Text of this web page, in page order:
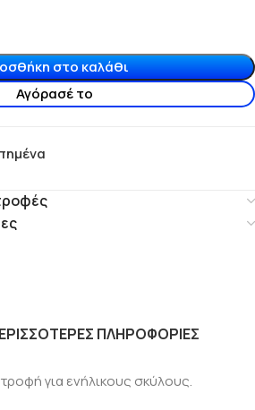
στο καλάθι
Αγόρασέ το
ΠΛΗΡΟΦΟΡΙΕΣ
για ενήλικους σκύλους.